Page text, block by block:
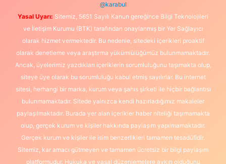
@karabul
Yasal Uyarı: Sitemiz, 5651 Sayılı Kanun gereğince Bilgi Teknolojileri
ve İletişim Kurumu (BTK) tarafından onaylanmış bir Yer Sağlayıcı
olarak hizmet vermektedir. Bu nedenle, sitedeki içerikleri proaktif
olarak denetleme veya araştırma yükümlülüğümüz bulunmamaktadır.
Ancak, üyelerimiz yazdıkları içeriklerin sorumluluğunu taşımakta olup,
siteye üye olarak bu sorumluluğu kabul etmiş sayılırlar. Bu internet
sitesi, herhangi bir marka, kurum veya şahıs şirketi ile hiçbir bağlantısı
bulunmamaktadır. Sitede yalnızca kendi hazırladığımız makaleler
paylaşılmaktadır. Burada yer alan içerikler haber niteliği taşımamakta
olup, gerçek kurum ve kişiler hakkında paylaşım yapılmamaktadır.
Gerçek kurum ve kişiler ile isim benzerlikleri tamamen tesadüfidir.
Sitemiz, kar amacı gütmeyen ve tamamen ücretsiz bir bilgi paylaşım
platformudur. Hukuka ve yasal düzenlemelere aykırı olduğunu